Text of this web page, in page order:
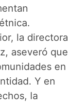
la directora
aseveró que
en
Y en
la